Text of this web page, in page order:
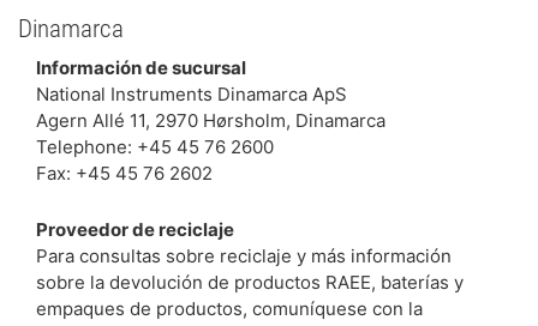
Dinamarca
Información de sucursal
National Instruments Dinamarca ApS
Agern Allé 11, 2970 Hørsholm, Dinamarca
Telephone: +45 45 76 2600
Fax: +45 45 76 2602
Proveedor de reciclaje
Para consultas sobre reciclaje y más información
sobre la devolución de productos RAEE, baterías y
empaques de productos, comuníquese con la